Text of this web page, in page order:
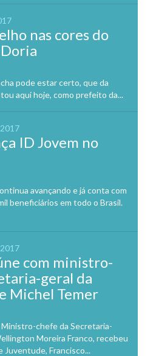
nas cores do
Doria
pode estar certo, que da
aqui hoje, como prefeito da...
ID Jovem no
avançando e já conta com
beneficiários em todo o Brasil.
com ministro-
geral da
Michel Temer
chefe da Secretaria-
Moreira Franco, recebeu
Juventude, Francisco...